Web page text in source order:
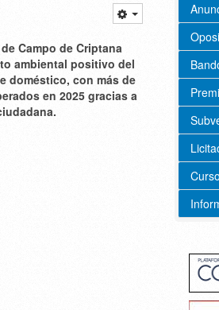
Campo de Criptana
ambiental positivo del
doméstico, con más de
en 2025 gracias a